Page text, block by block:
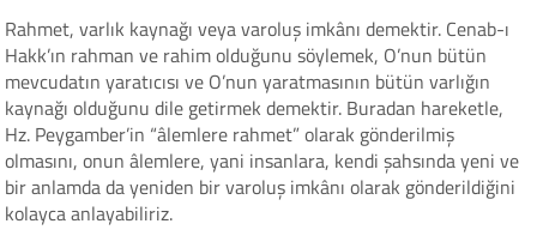
Rahmet, varlık kaynağı veya varoluş imkânı demektir. Cenab-ı
Hakk’ın rahman ve rahim olduğunu söylemek, O’nun bütün
mevcudatın yaratıcısı ve O’nun yaratmasının bütün varlığın
kaynağı olduğunu dile getirmek demektir. Buradan hareketle,
Hz. Peygamber’in “âlemlere rahmet” olarak gönderilmiş
olmasını, onun âlemlere, yani insanlara, kendi şahsında yeni ve
bir anlamda da yeniden bir varoluş imkânı olarak gönderildiğini
kolayca anlayabiliriz.